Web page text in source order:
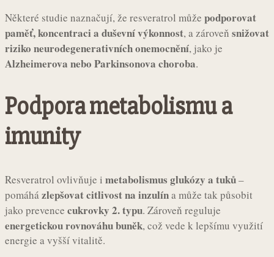
Některé studie naznačují, že resveratrol může podporovat
paměť, koncentraci a duševní výkonnost, a zároveň snižovat
riziko neurodegenerativních onemocnění, jako je
Alzheimerova nebo Parkinsonova choroba.
Podpora metabolismu a
imunity
Resveratrol ovlivňuje i metabolismus glukózy a tuků–
pomáházlepšovat citlivost na inzulína může tak působit
jako prevence cukrovky 2. typu. Zároveň reguluje
energetickou rovnováhu buněk, což vede k lepšímu využití
energie a vyšší vitalitě.